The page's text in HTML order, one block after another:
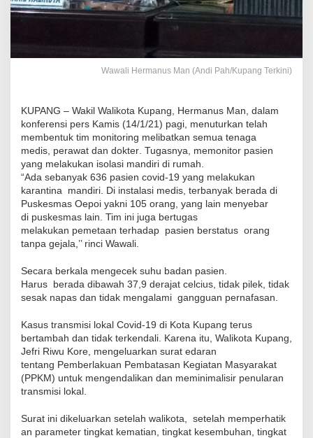
Wawali Hermanus Man (Andi Pah/Kupang Terkini)
KUPANG – Wakil Walikota Kupang, Hermanus Man, dalam
konferensi pers Kamis (14/1/21) pagi, menuturkan telah
membentuk tim monitoring melibatkan semua tenaga
medis perawat dan dokter Tugasnya, memonitor pasien
yang melakukan isolasi mandiri di rumah.
“Ada sebanyak 636 pasien covid-19 yang melakukan
karantina mandiri . Di instalasi medis, terbanyak berada di
Puskesmas Oepoi yakni 105 orang, yang lain menyebar
di puskesmas lain. Tim ini juga bertugas
melakukan pemetaan terhadap pasien berstatus orang
tanpa gejala ,’’ rinci Wawali.
Secara berkala mengecek suhu badan pasien.
Harus berada dibawah 37,9 derajat celcius, tidak pilek, tidak
sesak napas dan tidak mengalami gangguan pernafasan
Kasus transmisi lokal Covid-19 di Kota Kupang terus
bertambah dan tidak terkendali. Karena itu, Walikota Kupang,
Jefri Riwu Kore, mengeluarkan surat edaran
tentang Pemberlakuan Pembatasan Kegiatan Masyarakat
(PPKM) untuk mengendalikan dan meminimalisir penularan
transmisi lokal.
Surat ini dikeluarkan setelah walikota, setelah memperhatik
an parameter tingkat kematian, tingkat kesembuhan, tingkat